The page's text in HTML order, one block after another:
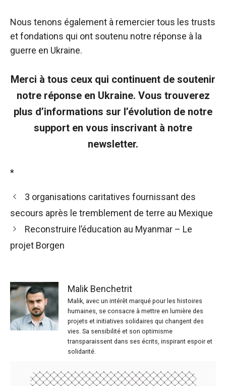
Nous tenons également à remercier tous les trusts
et fondations qui ont soutenu notre réponse à la
guerre en Ukraine.
Merci à tous ceux qui continuent de soutenir
notre réponse en Ukraine. Vous trouverez
plus d’informations sur l’évolution de notre
support en vous inscrivant à notre
newsletter.
*
3 organisations caritatives fournissant des
secours après le tremblement de terre au Mexique
Reconstruire l’éducation au Myanmar – Le
projet Borgen
Malik Benchetrit
Malik, avec un intérêt marqué pour les histoires
humaines, se consacre à mettre en lumière des
projets et initiatives solidaires qui changent des
vies. Sa sensibilité et son optimisme
transparaissent dans ses écrits, inspirant espoir et
solidarité.